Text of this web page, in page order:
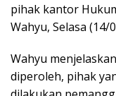
pihak kantor
Wahyu, Selasa (14/
Wahyu
diperoleh, pihak